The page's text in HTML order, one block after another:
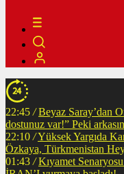
22:45 / Beyaz Saray’dan
dostunuz var!” Peki
22:10 /Yüksek Yargıda
Özkaya, Türkmenistan
01:43 / Kıyamet